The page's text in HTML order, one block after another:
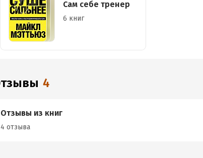
Сам себе тренер
6 книг
Отзывы 4
Отзывы из книг
4 отзыва